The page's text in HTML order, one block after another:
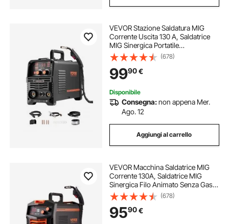
VEVOR Stazione Saldatura MIG
Corrente Uscita 130 A, Saldatrice
MIG Sinergica Portatile
Multiprocesso Senza Gas Saldatrice
MMA Lift TIG 3 in 1 Saldatrice con
Tecnologia IGBT Inverter, Schermo
Digitale
(678)
9990€
Disponibile
Consegna:non appena Mer.
Ago. 12
Aggiungi al carrello
VEVOR Macchina Saldatrice MIG
Corrente 130A, Saldatrice MIG
Sinergica Filo Animato Senza Gas,
Kit Saldatrice Portatile Saldatrice
con Tecnologia Inverter IGBT,
Macchina Saldatrice Schermo
Digitale
(678)
9590€